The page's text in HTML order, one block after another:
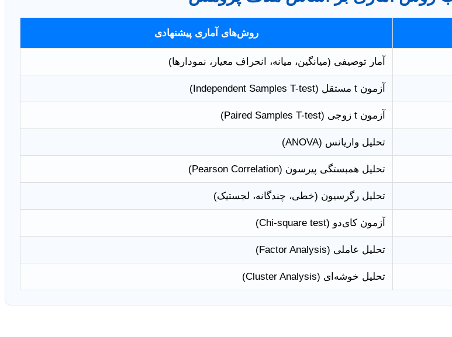
روش‌های آماری پیشنهادی
آمار توصیفی (میانگین، میانه، انحراف معیار، نمودارها)
آزمون t مستقل (Independent Samples T-test)
آزمون t زوجی (Paired Samples T-test)
تحلیل واریانس (ANOVA)
تحلیل همبستگی پیرسون (Pearson Correlation)
تحلیل رگرسیون (خطی، چندگانه، لجستیک)
آزمون کای‌دو (Chi-square test)
تحلیل عاملی (Factor Analysis)
تحلیل خوشه‌ای (Cluster Analysis)